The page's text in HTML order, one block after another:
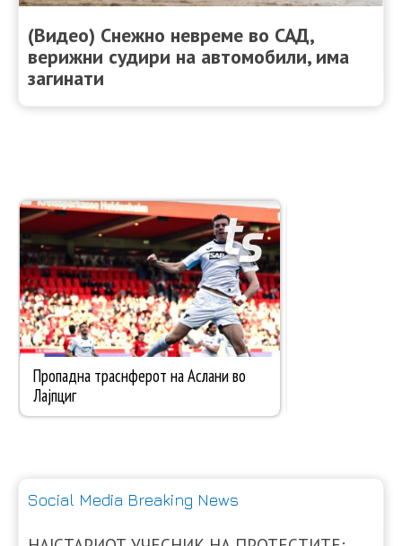
(Видео) Снежно невреме во САД,
верижни судири на автомобили, има
загинати
Social Media Breaking News